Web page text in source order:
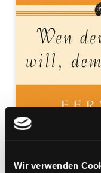
Wir verwenden